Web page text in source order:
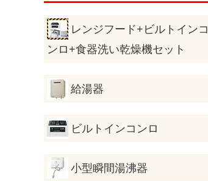
レンジフード+ビルトインコ
ンロ+食器洗い乾燥機セット
給湯器
ビルトインコンロ
小型瞬間湯沸器